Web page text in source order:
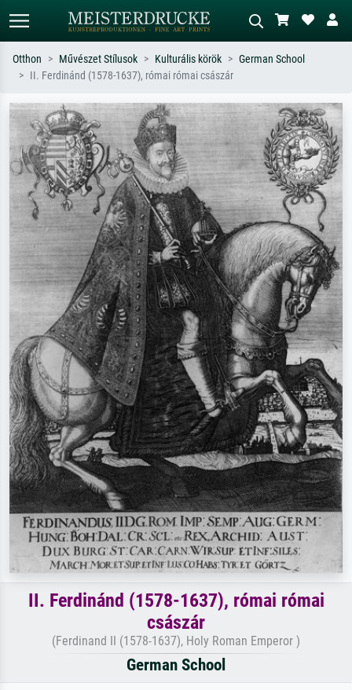
Keressen művész, műcím vagy stílus
szerint – pl. Monet, Csillagos éj,
impresszionizmus, Hokusai-hullám,
akt.
Írja le a jelenetet – pl. zöld rét, sok
piros absztrakt, sötét olajkép, álló akt
egy fa mellett.
Otthon Művészet Stílusok Kulturális körök
German School
II. Ferdinánd (1578-1637), római római császár
II. Ferdinánd (1578-1637), római római
császár
(Ferdinand II (1578-1637), Holy Roman Emperor )
German School